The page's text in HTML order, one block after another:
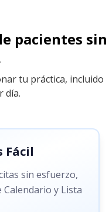
pacientes sin
tu práctica, incluido
día.
Fácil
sin esfuerzo,
y Lista